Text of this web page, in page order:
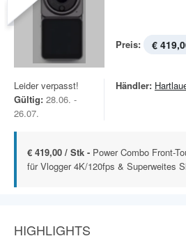
Preis: €
Leider verpasst!
Gültig: 28.06. -
26.07.
Händler:
€ 419,00 / Stk - Power Combo Front-
für Vlogger 4K/120fps & Superweites
HIGHLIGHTS